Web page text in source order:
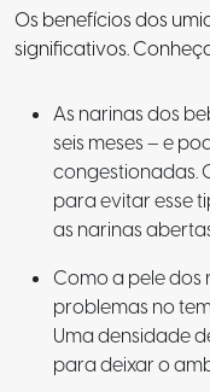
Os benefícios dos
significativos.
As narinas dos
seis meses – e
congestionadas.
para evitar esse
as narinas
Como a pele dos
problemas no
Uma densidade
para deixar o